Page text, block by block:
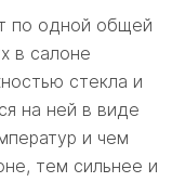
по одной общей
в салоне
стекла и
на ней в виде
и чем
тем сильнее и